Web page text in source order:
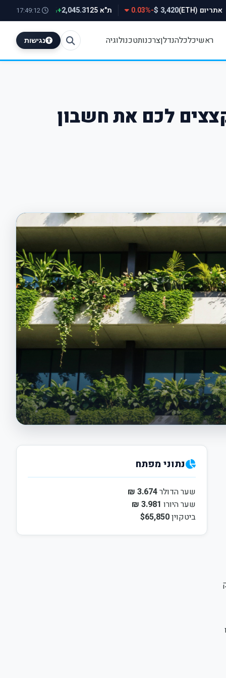
אתריום (ETH) 3,420 $
-0.03% ת"א 125 2,045.3
17:49:12
ראשיכלכלהנדלןצרכנותטכנולוגיה נגישות
לכם את חשבון
נתוני מפתח
שער הדולר3.674 ₪
שער היורו 3.981 ₪
ביטקוין$65,850